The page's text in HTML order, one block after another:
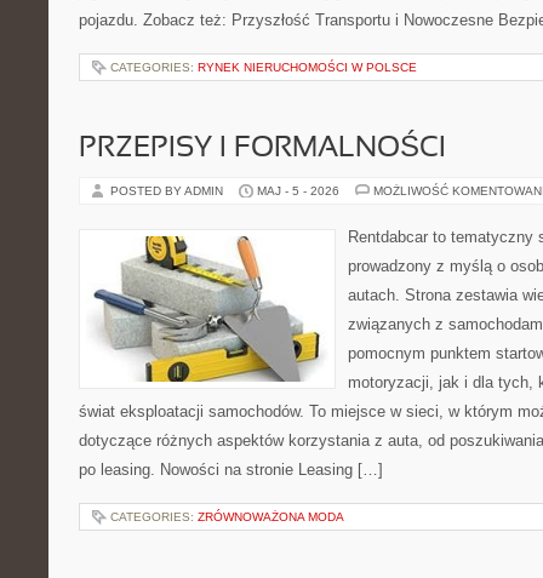
pojazdu. Zobacz też: Przyszłość Transportu i Nowoczesne
CATEGORIES: RYNEK NIERUCHOMOŚCI W POLSCE
PRZEPISY I FORMALNOŚCI
POSTED BY ADMIN MAJ - 5 - 2026 MOŻLIWOŚĆ
Rentdabcar to tematyczny
prowadzony z myślą o
autach. Strona zestawia
związanych z
pomocnym punktem
motoryzacji, jak i dla tych,
świat eksploatacji samochodów. To miejsce w sieci, w którym
dotyczące różnych aspektów korzystania z auta, od
po leasing. Nowości na stronie Leasing […]
CATEGORIES: ZRÓWNOWAŻONA MODA